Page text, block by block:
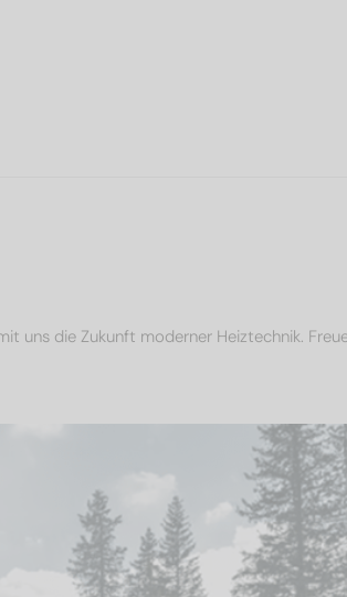
uns die Zukunft moderner Heiztechnik.